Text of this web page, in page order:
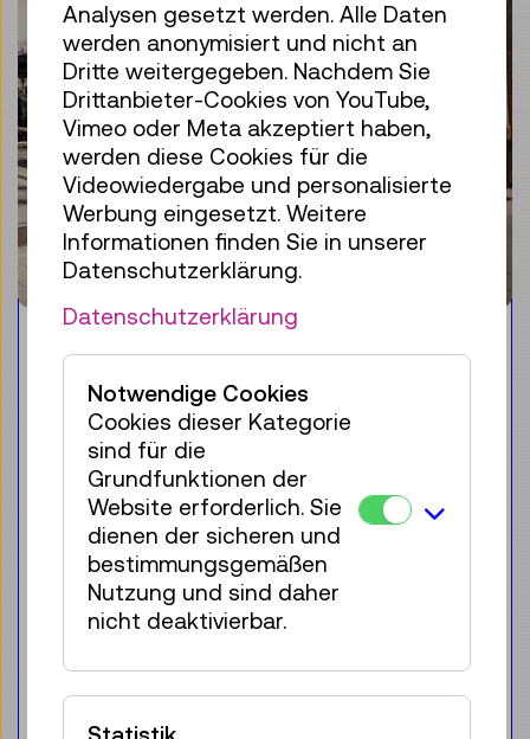
Digibot – digitaler Bildung
auf der Spur
Für die Zielgruppe:
Kinder & Familie
7–12 Jahre
Roboter als Hilfe für den Menschen sind
den meisten wohl bekannt – doch wie
funktionieren sie eigentlich?
Sa 15.08. 11:00–13:00
Analysen gesetzt werden. Alle Daten
werden anonymisiert und nicht an
Dritte weitergegeben. Nachdem Sie
Drittanbieter-Cookies von YouTube,
Vimeo oder Meta akzeptiert haben,
werden diese Cookies für die
Videowiedergabe und personalisierte
Werbung eingesetzt. Weitere
Informationen finden Sie in unserer
Datenschutzerklärung.
Datenschutzerklärung
Notwendige Cookies
Cookies dieser Kategorie
sind für die
Grundfunktionen der
Website erforderlich. Sie
dienen der sicheren und
bestimmungsgemäßen
Nutzung und sind daher
nicht deaktivierbar.